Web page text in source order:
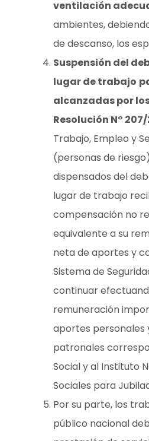
ventilación
ambientes,
de descanso, los
Suspensión del
lugar de trabajo
alcanzadas por
Resolución N°
Trabajo, Empleo y
(personas de
dispensados del
lugar de trabajo
compensación no
equivalente a su
neta de aportes y
Sistema de
continuar
remuneración
aportes personales
patronales
Social y al Instituto
Sociales para
Por su parte, los
público nacional